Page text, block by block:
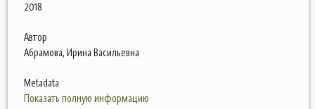
2018
Автор
Абрамова, Ирина Васильевна
Metadata
Показать полную информацию